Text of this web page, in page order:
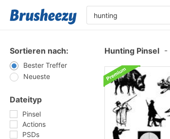
Sortieren nach:
Bester Treffer
Neueste
Dateityp
Pinsel
Actions
PSDs
Hunting Pinsel -